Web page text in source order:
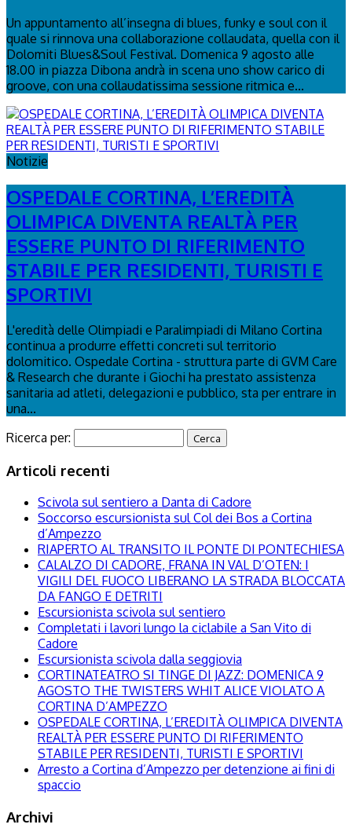
Un appuntamento all’insegna di blues, funky e soul con il
quale si rinnova una collaborazione collaudata, quella con il
Dolomiti Blues&Soul Festival. Domenica 9 agosto alle
18.00 in piazza Dibona andrà in scena uno show carico di
groove, con una collaudatissima sessione ritmica e...
Notizie
OSPEDALE CORTINA, L’EREDITÀ
OLIMPICA DIVENTA REALTÀ PER
ESSERE PUNTO DI RIFERIMENTO
STABILE PER RESIDENTI, TURISTI E
SPORTIVI
L'eredità delle Olimpiadi e Paralimpiadi di Milano Cortina
continua a produrre effetti concreti sul territorio
dolomitico. Ospedale Cortina - struttura parte di GVM Care
& Research che durante i Giochi ha prestato assistenza
sanitaria ad atleti, delegazioni e pubblico, sta per entrare in
una...
Ricerca per:
Articoli recenti
Scivola sul sentiero a Danta di Cadore
Soccorso escursionista sul Col dei Bos a Cortina
d’Ampezzo
RIAPERTO AL TRANSITO IL PONTE DI PONTECHIESA
CALALZO DI CADORE, FRANA IN VAL D’OTEN: I
VIGILI DEL FUOCO LIBERANO LA STRADA BLOCCATA
DA FANGO E DETRITI
Escursionista scivola sul sentiero
Completati i lavori lungo la ciclabile a San Vito di
Cadore
Escursionista scivola dalla seggiovia
CORTINATEATRO SI TINGE DI JAZZ: DOMENICA 9
AGOSTO THE TWISTERS WHIT ALICE VIOLATO A
CORTINA D’AMPEZZO
OSPEDALE CORTINA, L’EREDITÀ OLIMPICA DIVENTA
REALTÀ PER ESSERE PUNTO DI RIFERIMENTO
STABILE PER RESIDENTI, TURISTI E SPORTIVI
Arresto a Cortina d’Ampezzo per detenzione ai fini di
spaccio
Archivi